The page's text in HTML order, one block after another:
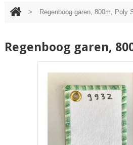
> Regenboog garen, 800m, Poly